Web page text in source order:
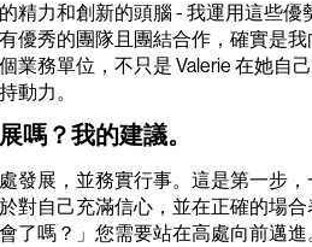
精力和創新的頭腦 - 我運用這些
優秀的團隊且團結合作，確實是
業務單位，不只是 Valerie 在她自
動力。
嗎？我的建議。
發展，並務實行事。這是第一步
對自己充滿信心，並在正確的場
了嗎？」您需要站在高處向前邁進